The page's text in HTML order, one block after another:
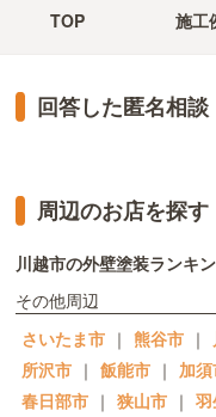
TOP 施工
回答した匿名相談
周辺のお店を探す
川越市の外壁塗装ランキ
その他周辺
さいたま市 ｜ 熊谷市 ｜
所沢市 ｜ 飯能市 ｜ 加
春日部市 ｜ 狭山市 ｜